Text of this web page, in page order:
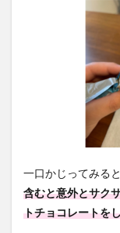
一口かじってみる
含むと意外とサク
トチョコレートを